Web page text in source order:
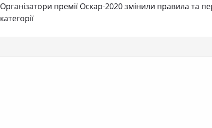
Організатори премії Оскар-2020 змінили правила та
категорії